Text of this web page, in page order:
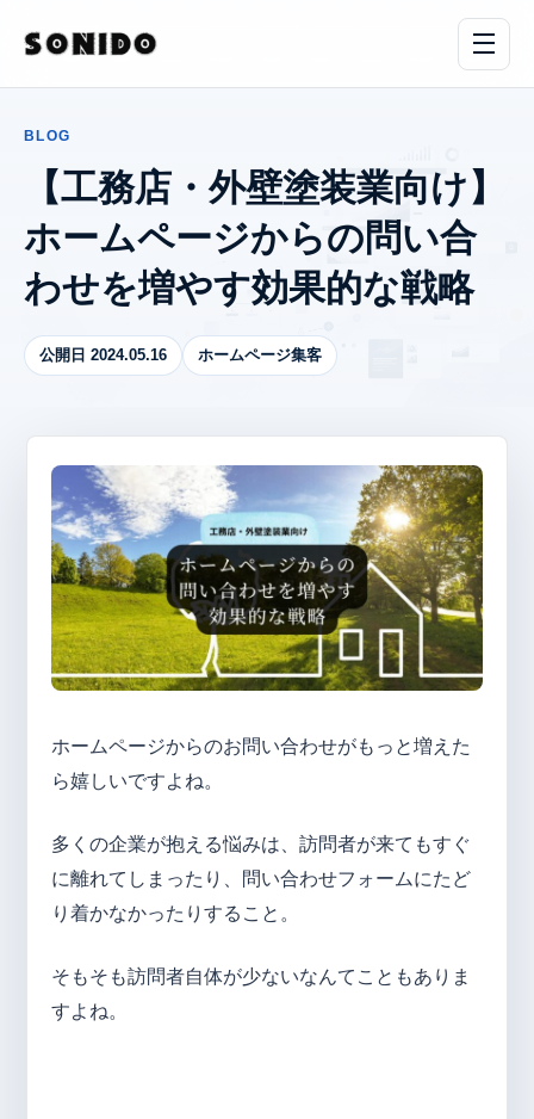
BLOG
【工務店・外壁塗装業向け】
ホームページからの問い合
わせを増やす効果的な戦略
公開日 2024.05.16 ホームページ集客
ホームページからのお問い合わせがもっと増えた
ら嬉しいですよね。
多くの企業が抱える悩みは、訪問者が来てもすぐ
に離れてしまったり、問い合わせフォームにたど
り着かなかったりすること。
そもそも訪問者自体が少ないなんてこともありま
すよね。